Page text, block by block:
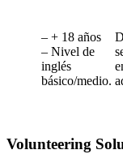
– + 18 años
– Nivel de
inglés
básico/medio.
Volunteering